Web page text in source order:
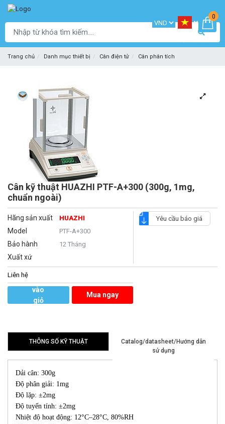
0
Trang chủ Danh mục thiết bị Cân điện tử Cân phân tích
Cân kỹ thuật HUAZHI PTF-A+300 (300g, 1mg,
chuẩn ngoài)
Hãng sản xuất HUAZHI
Model PTF-A+300
Bảo hành 12 Tháng
Xuất xứ
Yêu cầu báo giá
Liên hệ
vào
giỏ
Mua ngay
THÔNG SỐ KỸ THUẬT
Catalog/datasheet/Hướng dẫn
sử dụng
Dải cân: 300g
Độ phân giải: 1mg
Độ lặp: ±2mg
Độ tuyến tính: ±2mg
Nhiệt độ hoạt động: 12°C–28°C, 80%RH